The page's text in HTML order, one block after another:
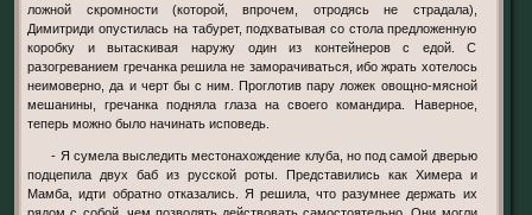
ложной скромности (которой, впрочем, отродясь не страдала),
Димитриди опустилась на табурет, подхватывая со стола предложенную
коробку и вытаскивая наружу один из контейнеров с едой. С
разогреванием гречанка решила не заморачиваться, ибо жрать хотелось
неимоверно, да и черт бы с ним. Проглотив пару ложек овощно-мясной
мешанины, гречанка подняла глаза на своего командира. Наверное,
теперь можно было начинать исповедь.
- Я сумела выследить местонахождение клуба, но под самой дверью
подцепила двух баб из русской роты. Представились как Химера и
Мамба, идти обратно отказались. Я решила, что разумнее держать их